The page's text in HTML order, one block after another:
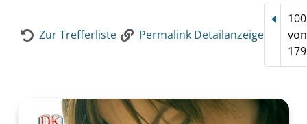
Zur Trefferliste Permalink Detailanzeige
100
von
179